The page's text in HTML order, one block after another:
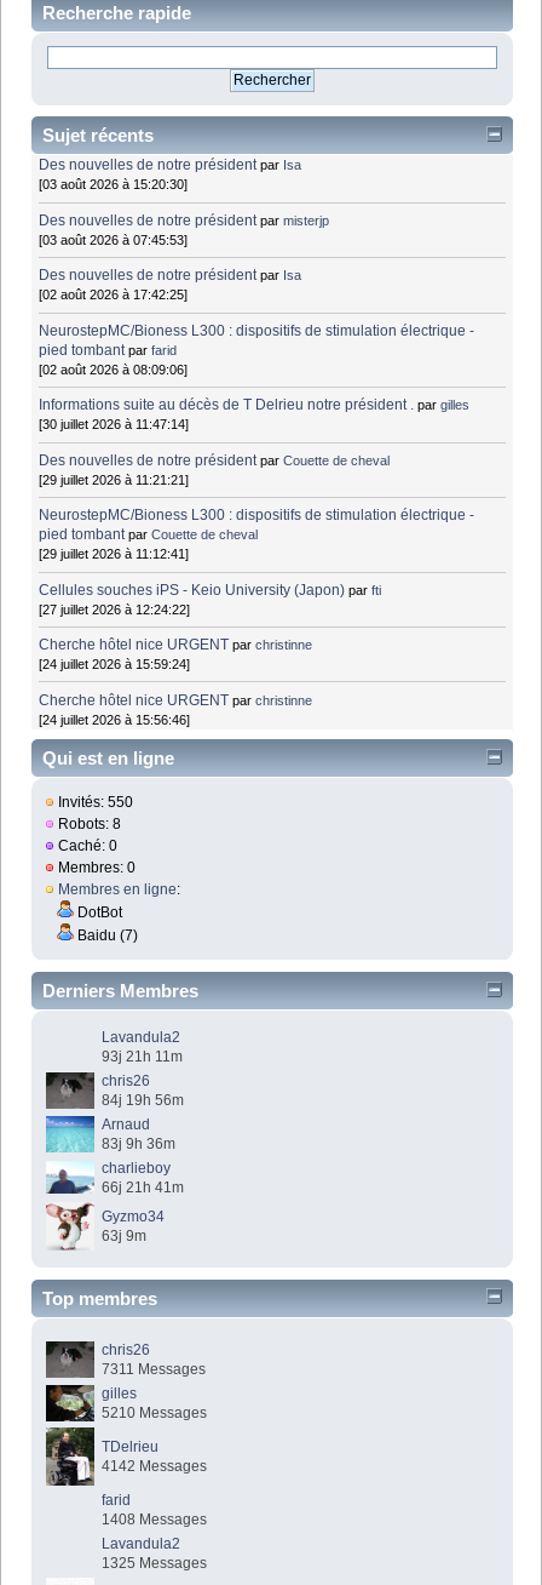
Recherche rapide
Sujet récents
Des nouvelles de notre président par Isa
[03 août 2026 à 15:20:30]
Des nouvelles de notre président parmisterjp
[03 août 2026 à 07:45:53]
Des nouvelles de notre président par Isa
[02 août 2026 à 17:42:25]
NeurostepMC/Bioness L300 : dispositifs de stimulation électrique -
pied tombant parfarid
[02 août 2026 à 08:09:06]
Informations suite au décès de T Delrieu notre président . pargilles
[30 juillet 2026 à 11:47:14]
Des nouvelles de notre président parCouette de cheval
[29 juillet 2026 à 11:21:21]
NeurostepMC/Bioness L300 : dispositifs de stimulation électrique -
pied tombant parCouette de cheval
[29 juillet 2026 à 11:12:41]
Cellules souches iPS - Keio University (Japon) parfti
[27 juillet 2026 à 12:24:22]
Cherche hôtel nice URGENT parchristinne
[24 juillet 2026 à 15:59:24]
Cherche hôtel nice URGENT parchristinne
[24 juillet 2026 à 15:56:46]
Qui est en ligne
Invités: 550
Robots: 8
Caché: 0
Membres: 0
Membres en ligne:
DotBot
Baidu (7)
Derniers Membres
Lavandula2
93j 21h 11m
chris26
84j 19h 56m
Arnaud
83j 9h 36m
charlieboy
66j 21h 41m
Gyzmo34
63j 9m
Top membres
chris26
7311 Messages
gilles
5210 Messages
TDelrieu
4142 Messages
farid
1408 Messages
Lavandula2
1325 Messages